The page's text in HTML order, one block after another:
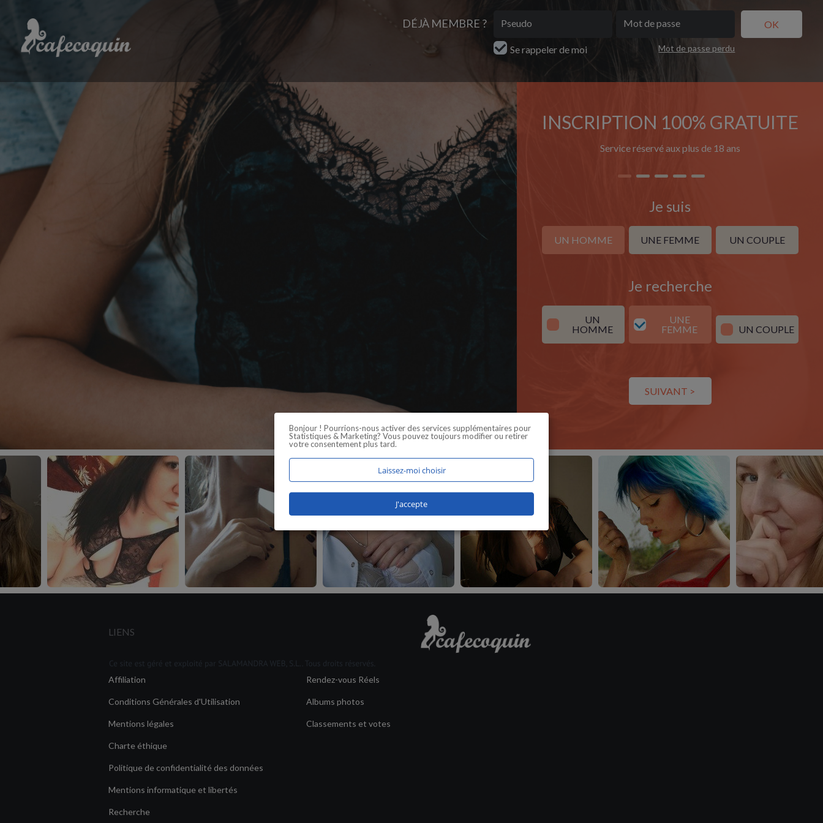
DÉJÀ MEMBRE ?
Se rappeler de moi Mot de passe perdu
INSCRIPTION 100% GRATUITE
Service réservé aux plus de 18 ans
Je suis
UN HOMME UNE FEMME UN COUPLE
Je recherche
UN
HOMME
UNE
FEMME
UN COUPLE
SUIVANT >
LIENS
Affiliation
Conditions Générales d'Utilisation
Mentions légales
Charte éthique
Politique de confidentialité des données
Mentions informatique et libertés
Recherche
Rendez-vous Réels
Albums photos
Classements et votes
Bonjour ! Pourrions-nous activer des services supplémentaires pour
Statistiques & Marketing? Vous pouvez toujours modifier ou retirer
votre consentement plus tard.
Laissez-moi choisir
J'accepte